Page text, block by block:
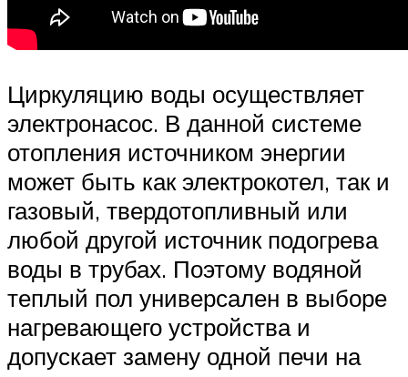
Циркуляцию воды осуществляет
электронасос. В данной системе
отопления источником энергии
может быть как электрокотел, так и
газовый, твердотопливный или
любой другой источник подогрева
воды в трубах. Поэтому водяной
теплый пол универсален в выборе
нагревающего устройства и
допускает замену одной печи на